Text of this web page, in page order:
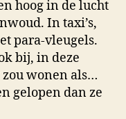
hoog in de lucht
In taxi’s,
para-vleugels.
bij, in deze
zou wonen als…
gelopen dan ze